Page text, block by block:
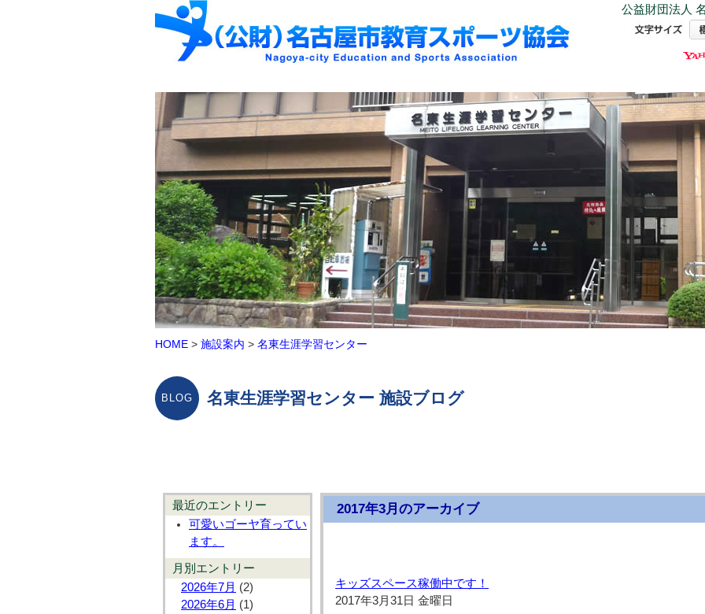
公益財団法人
HOME > 施設案内 > 名東生涯学習センター
名東生涯学習センター 施設ブログ
最近のエントリー
可愛いゴーヤ育ってい
ます。
月別エントリー
2026年7月 (2)
2026年6月 (1)
2017年3月のアーカイブ
キッズスペース稼働中です！
2017年3月31日 金曜日